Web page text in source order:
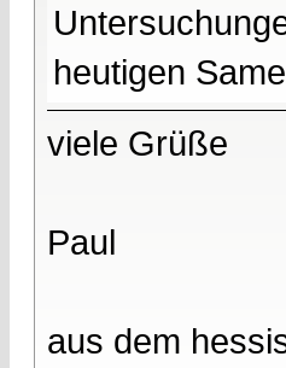
heutigen
viele Grüße
Paul
aus dem